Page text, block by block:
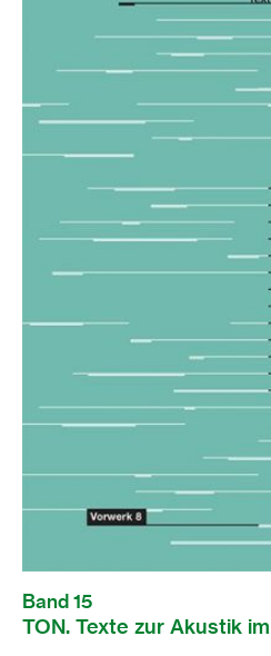
7
4
2
Band 15
TON. Texte zur Akustik